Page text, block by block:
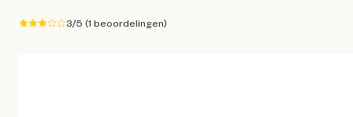
3/5 (1 beoordelingen)